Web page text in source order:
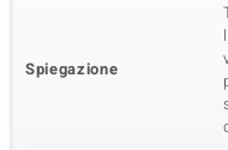
Spiegazione